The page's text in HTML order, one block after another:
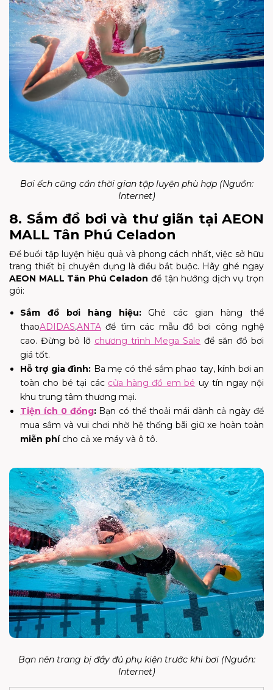
Bơi ếch cũng cần thời gian tập luyện phù hợp (Nguồn:
Internet)
8. Sắm đồ bơi và thư giãn tại AEON
MALL Tân Phú Celadon
Để buổi tập luyện hiệu quả và phong cách nhất, việc sở hữu
trang thiết bị chuyên dụng là điều bắt buộc. Hãy ghé ngay
AEON MALL Tân Phú Celadon để tận hưởng dịch vụ trọn
gói:
Sắm đồ bơi hàng hiệu:Ghé các gian hàng thể
thaoADIDAS,ANTA để tìm các mẫu đồ bơi công nghệ
cao. Đừng bỏ lỡ chương trình Mega Sale để săn đồ bơi
giá tốt.
Hỗ trợ gia đình: Ba mẹ có thể sắm phao tay, kính bơi an
toàn cho bé tại các cửa hàng đồ em bé uy tín ngay nội
khu trung tâm thương mại.
Tiện ích 0 đồng:Bạn có thể thoải mái dành cả ngày để
mua sắm và vui chơi nhờ hệ thống bãi giữ xe hoàn toàn
miễn phícho cả xe máy và ô tô.
Bạn nên trang bị đầy đủ phụ kiện trước khi bơi (Nguồn:
Internet)